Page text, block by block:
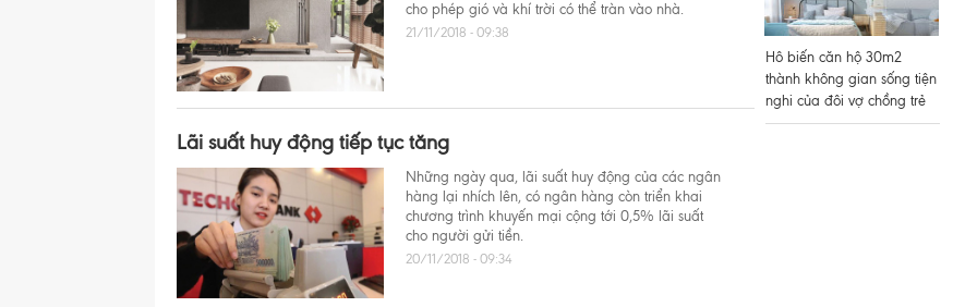
cho phép gió và khí trời có thể tràn vào nhà.
21/11/2018 - 09:38
Lãi suất huy động tiếp tục tăng
Những ngày qua, lãi suất huy động của các ngân
hàng lại nhích lên, có ngân hàng còn triển khai
chương trình khuyến mại cộng tới 0,5% lãi suất
cho người gửi tiền.
20/11/2018 - 09:34
Hô biến căn hộ 30m2
thành không gian sống tiện
nghi của đôi vợ chồng trẻ